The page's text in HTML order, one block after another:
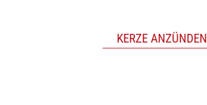
KERZE ANZÜNDEN